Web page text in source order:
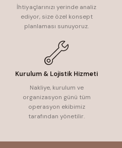
İhtiyaçlarınızı yerinde analiz
ediyor, size özel konsept
planlaması sunuyoruz.
Kurulum & Lojistik Hizmeti
Nakliye, kurulum ve
organizasyon günü tüm
operasyon ekibimiz
tarafından yönetilir.